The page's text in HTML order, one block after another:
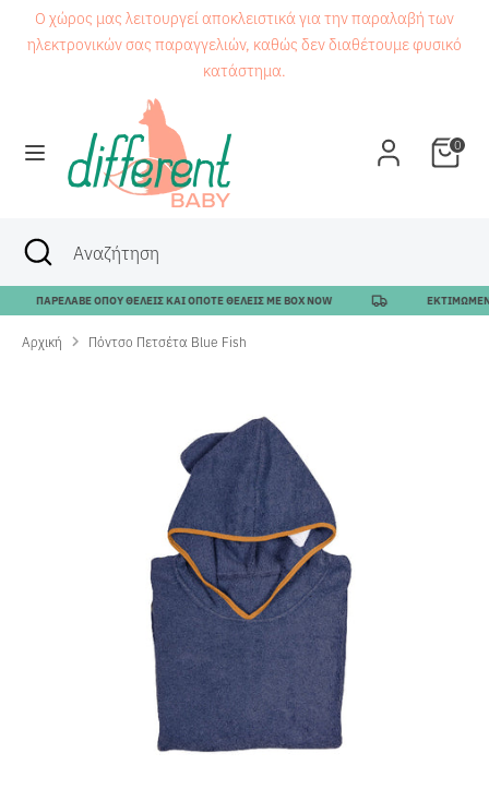
Μετάβαση
Ο χώρος μας λειτουργεί αποκλειστικά για την παραλαβή των
ηλεκτρονικών σας παραγγελιών, καθώς δεν διαθέτουμε φυσικό
κατάστημα.
0
Αναζήτηση
ΑναζήτησηΑναζήτηση
Κλείσιμο
αναζήτησης
ΠΑΡΕΛΑΒΕ ΟΠΟΥ ΘΕΛΕΙΣ ΚΑΙ ΟΠΟΤΕ ΘΕΛΕΙΣ ΜΕ BOX NOW
Αρχική Πόντσο Πετσέτα Blue Fish